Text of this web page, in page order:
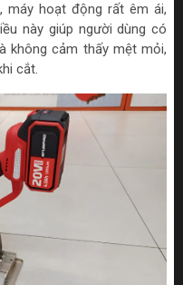
máy hoạt động rất êm ái,
này giúp người dùng có
không cảm thấy mệt mỏi,
cắt.